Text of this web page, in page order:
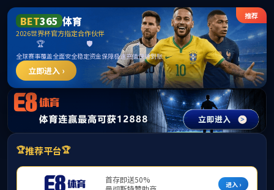
首页 学院概况
院长信箱